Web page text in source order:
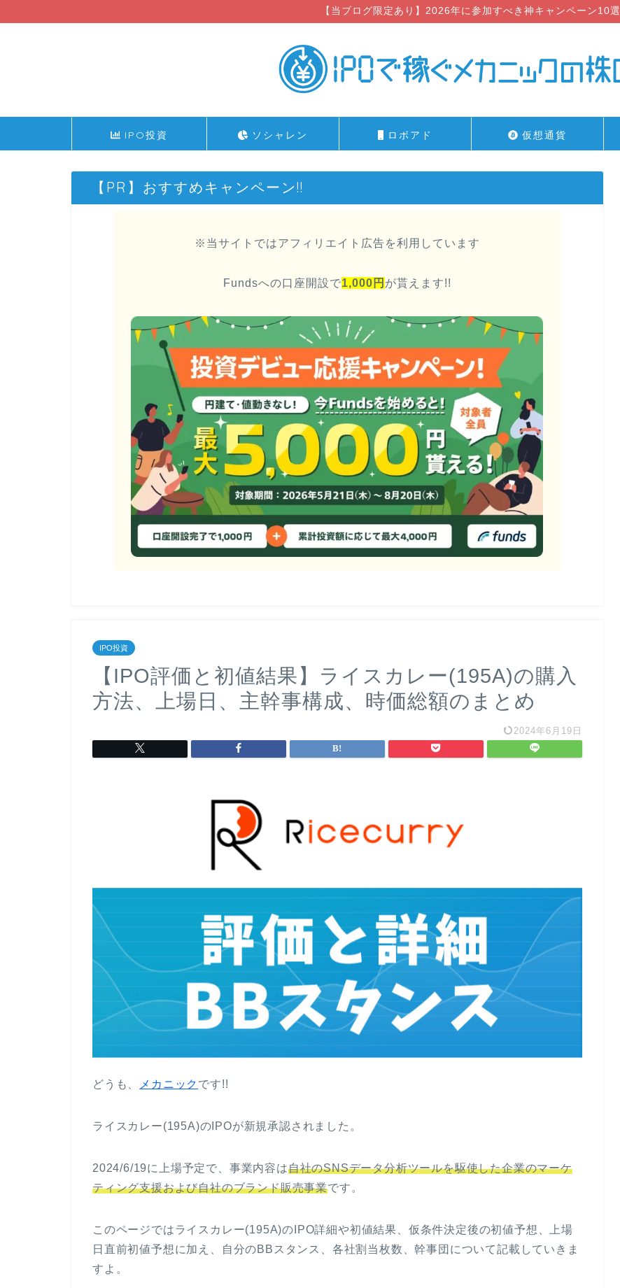
【当ブログ限定あり】2026年に参加すべき神キャンペーン10選
IPO投資 ソシャレン ロボアド 仮想通貨
【PR】おすすめキャンペーン!!
※当サイトではアフィリエイト広告を利用しています
Fundsへの口座開設で1,000円 が貰えます!!
IPO投資
【IPO評価と初値結果】ライスカレー(195A)の購入
方法、上場日、主幹事構成、時価総額のまとめ
2024年6月19日
どうも、 メカニック です!!
ライスカレー(195A)のIPOが新規承認されました。
2024/6/19に上場予定で、事業内容は自社のSNSデータ分析ツールを駆使した企業のマーケ
ティング支援および自社のブランド販売事業です。
このページではライスカレー(195A)のIPO詳細や初値結果、仮条件決定後の初値予想、上場
日直前初値予想に加え、自分のBBスタンス、各社割当枚数、幹事団について記載していきま
すよ。